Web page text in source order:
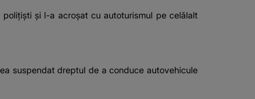
şi l-a acroşat cu autoturismul pe celălalt
suspendat dreptul de a conduce autovehicule